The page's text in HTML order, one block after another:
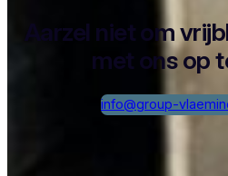
Aarzel niet om
met ons op
info@group-